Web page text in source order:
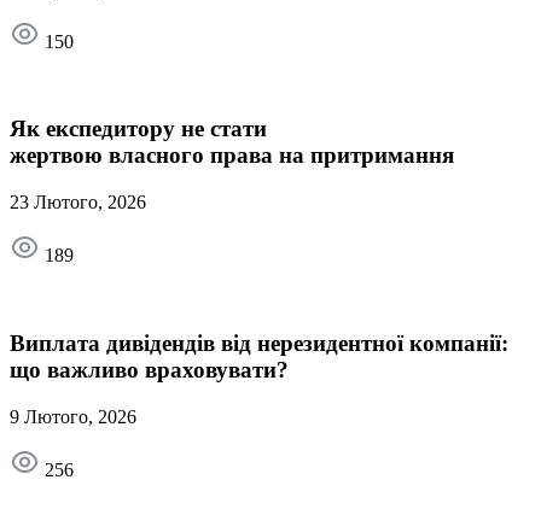
150
Як експедитору не стати
жертвою власного права на притримання
23 Лютого, 2026
189
Виплата дивідендів від нерезидентної компанії:
що важливо враховувати?
9 Лютого, 2026
256